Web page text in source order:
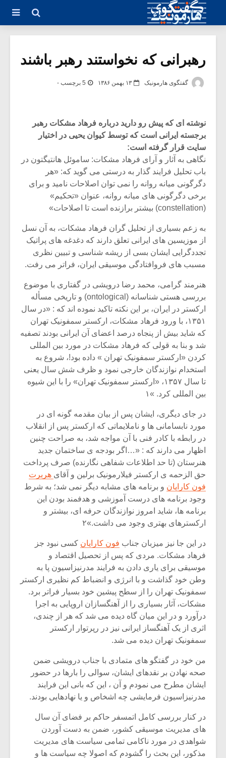
رهبرانی که نخواستند رهبر باشند
گفتگوی هارمونیک ۱۳ بهمن ۱۳۸۶ 5 برچسب -
نوشته ای که پیش رو دارید درباره فرهاد مشکات رهبر
برجسته ایرانی است که توسط کیوان یحیی در اختیار
سایت قرار گرفته است:
نگاهی به آثار و آرای فرهاد مشکات: ساموئل هانتیگتون در
باب تحلیل فرایند گذار به درستی می گوید که: «هر
دگرگونی میانه روانه را نمی توان اصلاحات نامید و برای
برخی دگرگونی های میانه روانه، عنوان «تحکیم»
(constellation) بیشتر برازنده است تا اصلاحات»
به زعم بسیاری از تحلیل گران فرهاد مشکات، به آن نسل
از موزیسین های ایرانی تعلق دارند که دغدغه های پراتیک
تجددگرایی ایشان بسی از ریشه شناسی و تبیین نظری
مسبب های فروافتادگی موسیقی ایران، فراتر می رفت.
هنرمند گرامی، محمد رضا درویشی در گفتاری با موضوع
بررسی هستی شناسانه (ontological) و تاریخی مسأله
ارکستر در ایران، بر این نکته تاکید نموده اند که : «در سال
۱۳۵۱، با ورود فرهاد مشکات، ارکستر سمفونیک تهران
که شاید بیش از پنجاه درصد اعضای آن ایرانی بودند تصفیه
شد و بنا به قولی که فرهاد مشکات در مورد بین المللی
کردن «ارکستر سمفونیک تهران » داده بود!، شروع به
استخدام نوازندگان خارجی نمود و ظرف شش سال یعنی
تا سال ۱۳۵۷، «ارکستر سمفونیک تهران» را با این شیوه
بین المللی کرد. »۱
در جای دیگری، ایشان پس از بیان مقدمه گونه ای در
مورد نابسامانی ها و ناملایماتی که ارکستر پس از انقلاب
در رابطه با کادر فنی با آن مواجه شد، به صراحت چنین
اظهار می دارند که : «…اگر بودجه ی ساختمان جدید
هنرستان (تا حد اطلاعات شفاهی نگارنده) صرف پرداخت
حق الزحمه ی ارکستر فیلارمونیک برلین و آقای هربرت
فون کارایان و برنامه های مشابه دیگر نمی شد؛ به شرط
وجود برنامه های درست آموزشی و هدفمند بودن این
برنامه ها، شاید امروز نوازندگان حرفه ای، بیشتر و
ارکسترهای بهتری وجود می داشت.»۲
در این جا نیز میزبان جناب فون کارایان کسی نبود جز
فرهاد مشکات. مردی که پس از تحصیل اقتصاد و
موسیقی برای یاری دادن به فرایند مدرنیزاسیون پا به
وطن خود گذاشت و با انرژی و انضباط کم نظیری ارکستر
سمفونیک تهران را از سطح پیشین خود بسیار فراتر برد.
مشکات، آثار بسیاری را از آهنگسازان اروپایی به اجرا
درآورد و در این میان گاه دیده می شد که هر از چندی،
اثری از یک آهنگساز ایرانی نیز در رپرتوار ارکستر
سمفونیک تهران دیده می شد.
من خود در گفتگو های متمادی با جناب درویشی ضمن
صحه نهادن بر نقدهای ایشان، سوالی را بارها در حضور
ایشان مطرح می نمودم و آن ، این که بانی این فرایند
مدرنیزاسیون فرمایشی چه اشخاص و یا نهادهایی بودند.
در کنار بررسی کامل اتمسفر حاکم بر فضای آن سال
های مدیریت موسیقی کشور، ضمن به دست آوردن
شواهدی در مورد ناکامی تمامی سیاست های مدیریت
مذکور، این بحث را گشودم که اصولا چه سیاست ها و
میکلوش روژا
یادداشتی بر موسیقی
متن فیلم «متری
شیش و نیم»
مشهورترین باشی،
بدنام ترین باش
موسیقی